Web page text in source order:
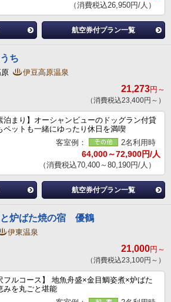
（消費税込26,950円/人）
航空券付プラン一覧
ち
伊豆高原温泉
21,273円～
（消費税込23,400円～）
泊まり】オーシャンビューのドッグラン付貸
ペットも一緒にゆったり休日を満喫
客室例：
2名利用時
64,000～72,900円/人
（消費税込70,400～80,190円/人）
航空券付プラン一覧
炉ばた焼の宿 優鶴
伊東温泉
21,000円～
（消費税込23,100円～）
フルコース】 地魚舟盛×金目鯛姿煮×炉ばた
みを丸ごと堪能